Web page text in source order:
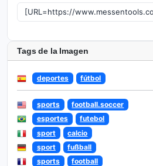
Tags de la Imagen
deportes fútbol
sports
football.soccer
esportes
futebol
sport
calcio
sport
fußball
sports
football